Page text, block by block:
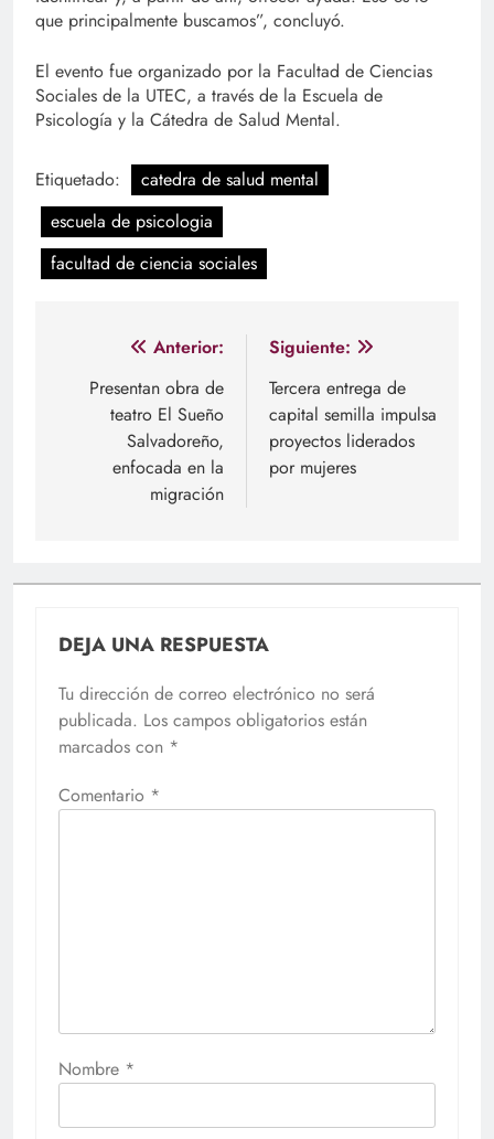
que principalmente buscamos”, concluyó.
El evento fue organizado por la Facultad de Ciencias
Sociales de la UTEC, a través de la Escuela de
Psicología y la Cátedra de Salud Mental.
Etiquetado:
catedra de salud mental
escuela de psicologia
facultad de ciencia sociales
Navegación
entradas
Anterior:
Presentan obra de
teatro El Sueño
Salvadoreño,
enfocada en la
migración
Siguiente:
Tercera entrega de
capital semilla impulsa
proyectos liderados
por mujeres
DEJA UNA RESPUESTA
Tu dirección de correo electrónico no será
publicada. Los campos obligatorios están
marcados con *
Comentario *
Nombre *